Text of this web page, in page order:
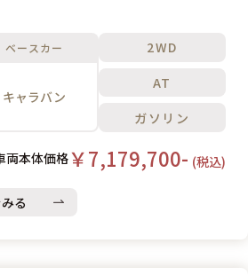
ベースカー
キャラバン
2WD
AT
ガソリン
両本体価格￥7,179,700- (税込)
る